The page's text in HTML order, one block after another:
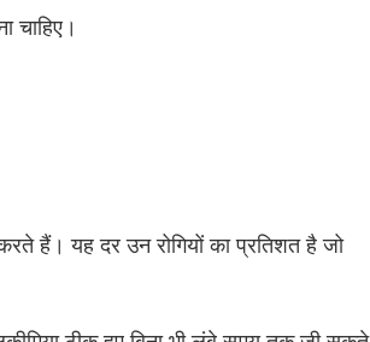
चाहिए।
हैं। यह दर उन रोगियों का प्रतिशत है जो